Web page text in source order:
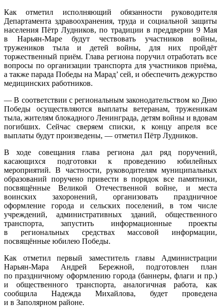
Как отметил исполняющий обязанности руководителя
Департамента здравоохранения, труда и социальной защиты
населения Пётр Лудников, по традиции в преддверии 9 Мая
в Нарьян-Маре будут чествовать участников войны,
тружеников тыла и детей войны, для них пройдёт
торжественный приём. Глава региона поручил отработать все
вопросы по организации транспорта для участников приёма,
а также парада Победы на Марад’ сей, и обеспечить дежурство
медицинских работников.
— В соответствии с региональным законодательством ко Дню
Победы осуществляются выплаты ветеранам, труженикам
тыла, жителям блокадного Ленинграда, детям войны и вдовам
погибших. Сейчас сверяем списки, к концу апреля все
выплаты будут произведены, — отметил Пётр Лудников.
В ходе совещания глава региона дал ряд поручений,
касающихся подготовки к проведению юбилейных
мероприятий. В частности, руководителям муниципальных
образований поручено привести в порядок все памятники,
посвящённые Великой Отечественной войне, и места
воинских захоронений, организовать праздничное
оформление города и сельских поселений, в том числе
учреждений, административных зданий, общественного
транспорта, запустить информационные проекты
в региональных средствах массовой информации,
посвящённые юбилею Победы.
Как отметил первый заместитель главы Администрации
Нарьян-Мара Андрей Бережной, подготовлен план
по праздничному оформлению города (баннеры, флаги и пр.)
и общественного транспорта, аналогичная работа, как
сообщила Надежда Михайлова, будет проведена
и в Заполярном районе.